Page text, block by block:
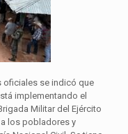
oficiales se indicó que
implementando el
Militar del Ejército
los pobladores y